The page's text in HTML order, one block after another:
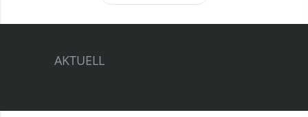
AKTUELL